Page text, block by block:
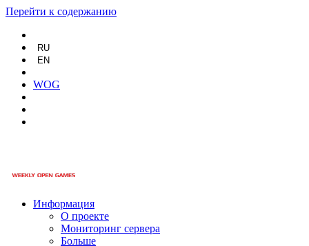
Перейти к содержанию
RU
EN
WOG
Информация
О проекте
Мониторинг сервера
Больше